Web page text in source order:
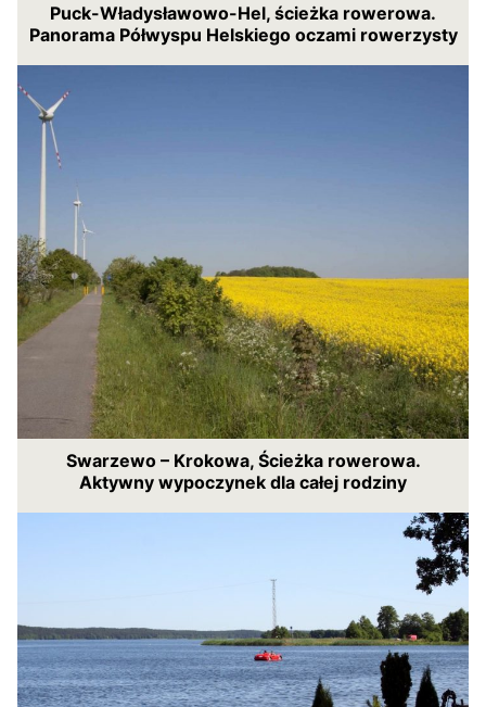
Puck-Władysławowo-Hel, ścieżka rowerowa.
Panorama Półwyspu Helskiego oczami rowerzysty
Swarzewo – Krokowa, Ścieżka rowerowa.
Aktywny wypoczynek dla całej rodziny